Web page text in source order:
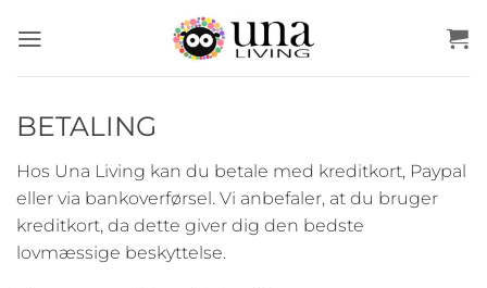
BETALING
Hos Una Living kan du betale med kreditkort, Paypal
eller via bankoverførsel. Vi anbefaler, at du bruger
kreditkort, da dette giver dig den bedste
lovmæssige beskyttelse.